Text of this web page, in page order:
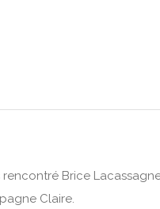
rencontré Brice
Claire.